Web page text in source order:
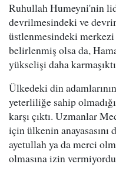
Ruhullah Humeyni'nin
devrilmesindeki ve
üstlenmesindeki
belirlenmiş olsa da,
yükselişi daha
Ülkedeki din
yeterliliğe sahip
karşı çıktı. Uzmanlar
için ülkenin anayasasını
ayetullah ya da merci
olmasına izin